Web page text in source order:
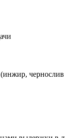
чернослив